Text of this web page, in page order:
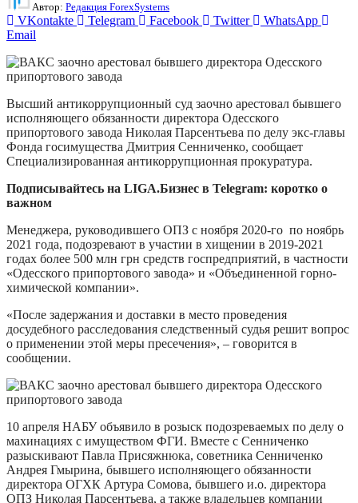
Автор: Редакция ForexSystems
VKontakte Telegram Facebook Twitter
WhatsApp
Email
Высший антикоррупционный суд заочно арестовал бывшего
исполняющего обязанности директора Одесского
припортового завода Николая Парсентьева по делу экс-главы
Фонда госимущества Дмитрия Сенниченко, сообщает
Специализированная антикоррупционная прокуратура.
Подписывайтесь на LIGA.Бизнес в Telegram: коротко о
важном
Менеджера, руководившего ОПЗ с ноября 2020-го по ноябрь
2021 года, подозревают в участии в хищении в 2019-2021
годах более 500 млн грн средств госпредприятий, в частности
«Одесского припортового завода» и «Объединенной горно-
химической компании».
«После задержания и доставки в место проведения
досудебного расследования следственный судья решит вопрос
о применении этой меры пресечения», – говорится в
сообщении.
10 апреля НАБУ объявило в розыск подозреваемых по делу о
махинациях с имуществом ФГИ. Вместе с Сенниченко
разыскивают Павла Присяжнюка, советника Сенниченко
Андрея Гмырина, бывшего исполняющего обязанности
директора ОГХК Артура Сомова, бывшего и.о. директора
ОПЗ Николая Парсентьева, а также владельцев компании